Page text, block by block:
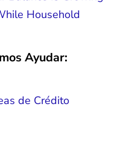
Household
Ayudar:
de Crédito